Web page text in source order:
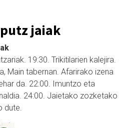
jaiak
19:30. Trikitilarien kalejira.
Main tabernan. Afarirako izena
da. 22:00. Imuntzo eta
24:00. Jaietako zozketako
dute.